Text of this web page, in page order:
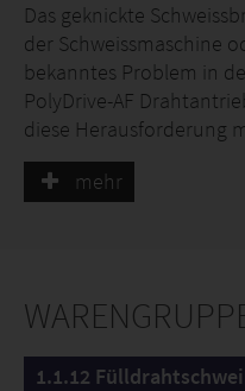
Das geknickte
der Schweissmaschine
bekanntes Problem in
PolyDrive-AF
diese Herausforderung
abgesenkten
Das innovative und
mehr
1.1.12